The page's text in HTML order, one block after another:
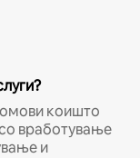
коишто
вработување
и